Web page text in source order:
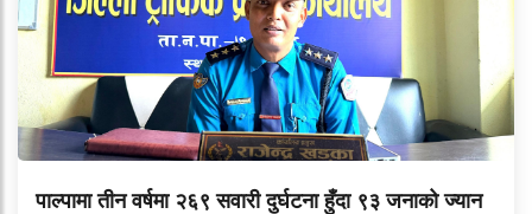
पाल्पामा तीन वर्षमा २६९ सवारी दुर्घटना हुँदा ९३ जनाको ज्यान